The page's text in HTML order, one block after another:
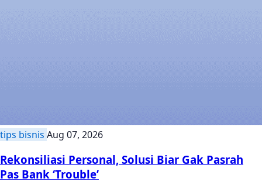
tips bisnis Aug 07, 2026
Rekonsiliasi Personal, Solusi Biar Gak Pasrah
Pas Bank ‘Trouble’